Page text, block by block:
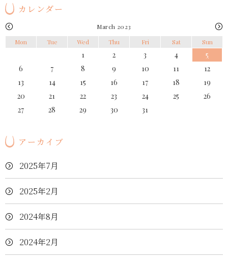
カレンダー
March 2023
Mon
Tue Wed Thu Fri Sat Sun
1 2 3 4
5
6
7 8 9 10 11
12
13
14 15 16 17 18
19
20
21 22 23 24 25
26
27
28 29 30 31
アーカイブ
2025年7月
2025年2月
2024年8月
2024年2月